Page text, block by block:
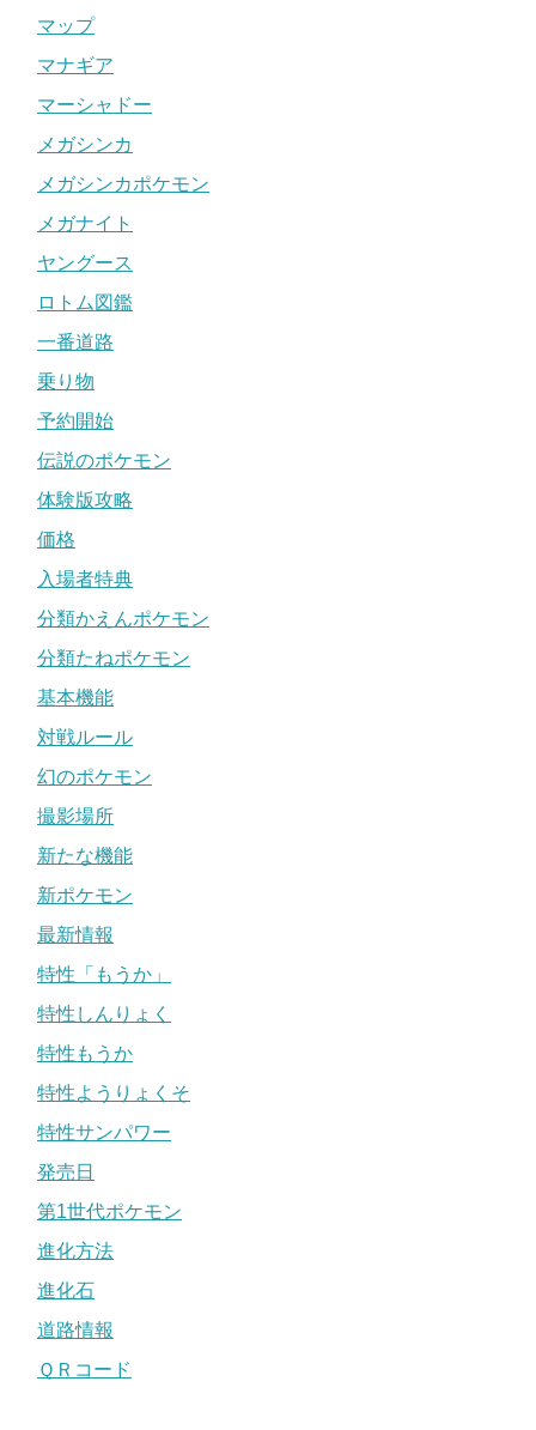
マップ
マナギア
マーシャドー
メガシンカ
メガシンカポケモン
メガナイト
ヤングース
ロトム図鑑
一番道路
乗り物
予約開始
伝説のポケモン
体験版攻略
価格
入場者特典
分類かえんポケモン
分類たねポケモン
基本機能
対戦ルール
幻のポケモン
撮影場所
新たな機能
新ポケモン
最新情報
特性「もうか」
特性しんりょく
特性もうか
特性ようりょくそ
特性サンパワー
発売日
第1世代ポケモン
進化方法
進化石
道路情報
ＱＲコード